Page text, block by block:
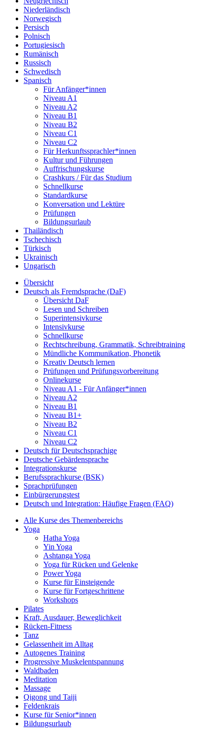
Niederländisch
Norwegisch
Persisch
Polnisch
Portugiesisch
Rumänisch
Russisch
Schwedisch
Spanisch
Für Anfänger*innen
Niveau A1
Niveau A2
Niveau B1
Niveau B2
Niveau C1
Niveau C2
Für Herkunftssprachler*innen
Kultur und Führungen
Auffrischungskurse
Crashkurs / Für das Studium
Schnellkurse
Standardkurse
Konversation und Lektüre
Prüfungen
Bildungsurlaub
Thailändisch
Tschechisch
Türkisch
Ukrainisch
Ungarisch
Übersicht
Deutsch als Fremdsprache (DaF)
Übersicht DaF
Lesen und Schreiben
Superintensivkurse
Intensivkurse
Schnellkurse
Rechtschreibung, Grammatik, Schreibtraining
Mündliche Kommunikation, Phonetik
Kreativ Deutsch lernen
Prüfungen und Prüfungsvorbereitung
Onlinekurse
Niveau A1 - Für Anfänger*innen
Niveau A2
Niveau B1
Niveau B1+
Niveau B2
Niveau C1
Niveau C2
Deutsch für Deutschsprachige
Deutsche Gebärdensprache
Integrationskurse
Berufssprachkurse (BSK)
Sprachprüfungen
Einbürgerungstest
Deutsch und Integration: Häufige Fragen (FAQ)
Alle Kurse des Themenbereichs
Yoga
Hatha Yoga
Yin Yoga
Ashtanga Yoga
Yoga für Rücken und Gelenke
Power Yoga
Kurse für Einsteigende
Kurse für Fortgeschrittene
Workshops
Pilates
Kraft, Ausdauer, Beweglichkeit
Rücken-Fitness
Tanz
Gelassenheit im Alltag
Autogenes Training
Progressive Muskelentspannung
Waldbaden
Meditation
Massage
Qigong und Taiji
Feldenkrais
Kurse für Senior*innen
Bildungsurlaub